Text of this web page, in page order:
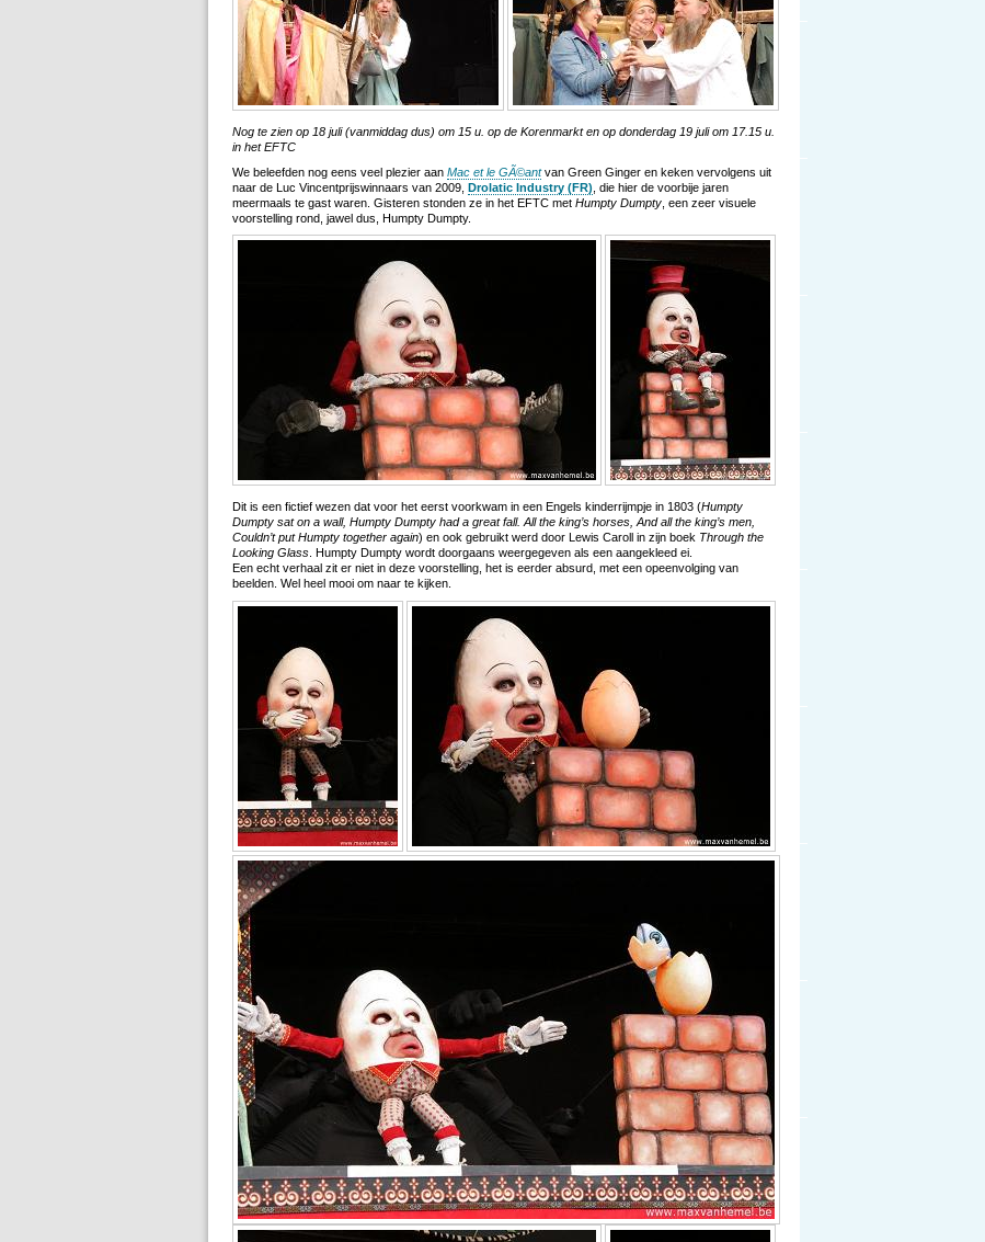
Nog te zien op 18 juli (vanmiddag dus) om 15 u. op de Korenmarkt en op donderdag 19 juli om 17.15 u.
in het EFTC
We beleefden nog eens veel plezier aan Mac et le GÃ©antvan Green Ginger en keken vervolgens uit
naar de Luc Vincentprijswinnaars van 2009, Drolatic Industry (FR) , die hier de voorbije jaren
meermaals te gast waren. Gisteren stonden ze in het EFTC met Humpty Dumpty , een zeer visuele
voorstelling rond, jawel dus, Humpty Dumpty.
Dit is een fictief wezen dat voor het eerst voorkwam in een Engels kinderrijmpje in 1803 (Humpty
Dumpty sat on a wall, Humpty Dumpty had a great fall. All the king’s horses, And all the king’s men,
Couldn’t put Humpty together again) en ook gebruikt werd door Lewis Caroll in zijn boek Through the
Looking Glass. Humpty Dumpty wordt doorgaans weergegeven als een aangekleed ei.
Een echt verhaal zit er niet in deze voorstelling, het is eerder absurd, met een opeenvolging van
beelden. Wel heel mooi om naar te kijken.